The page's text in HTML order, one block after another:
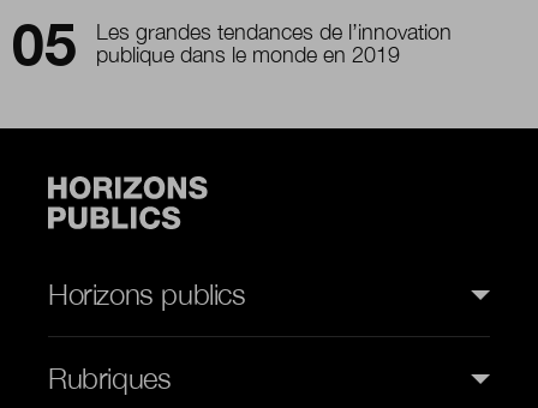
Les grandes tendances de l’innovation
publique dans le monde en 2019
Horizons publics
Rubriques